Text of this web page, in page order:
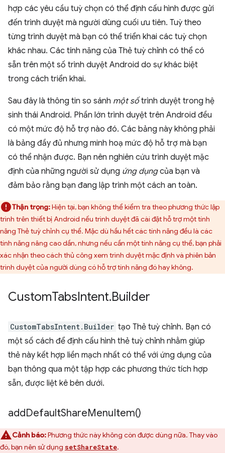
hợp các yêu cầu tuỳ chọn có thể định cấu hình được gửi
đến trình duyệt mà người dùng cuối ưu tiên. Tuỳ theo
từng trình duyệt mà bạn có thể triển khai các tuỳ chọn
khác nhau. Các tính năng của Thẻ tuỳ chỉnh có thể có
sẵn trên một số trình duyệt Android do sự khác biệt
trong cách triển khai.
Sau đây là thông tin so sánh một số trình duyệt trong hệ
sinh thái Android. Phần lớn trình duyệt trên Android đều
có một mức độ hỗ trợ nào đó. Các bảng này không phải
là bảng đầy đủ nhưng minh hoạ mức độ hỗ trợ mà bạn
có thể nhận được. Bạn nên nghiên cứu trình duyệt mặc
định của những người sử dụng ứng dụngcủa bạn và
đảm bảo rằng bạn đang lập trình một cách an toàn.
Thận trọng:Hiện tại, bạn không thể kiểm tra theo phương thức lập
trình trên thiết bị Android nếu trình duyệt đã cài đặt hỗ trợ một tính
năng Thẻ tuỳ chỉnh cụ thể. Mặc dù hầu hết các tính năng đều là các
tính năng nâng cao dần, nhưng nếu cần một tính năng cụ thể, bạn phải
xác nhận theo cách thủ công xem trình duyệt mặc định và phiên bản
trình duyệt của người dùng có hỗ trợ tính năng đó hay không.
CustomTabsIntent.Builder
CustomTabsIntent.Builder tạo Thẻ tuỳ chỉnh. Bạn có
một số cách để định cấu hình thẻ tuỳ chỉnh nhằm giúp
thẻ này kết hợp liền mạch nhất có thể với ứng dụng của
bạn thông qua một tập hợp các phương thức tích hợp
sẵn, được liệt kê bên dưới.
addDefaultShareMenuItem()
Cảnh báo:Phương thức này không còn được dùng nữa. Thay vào
đó, bạn nên sử dụng setShareState.